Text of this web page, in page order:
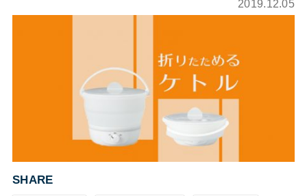
2019.12.05
SHARE